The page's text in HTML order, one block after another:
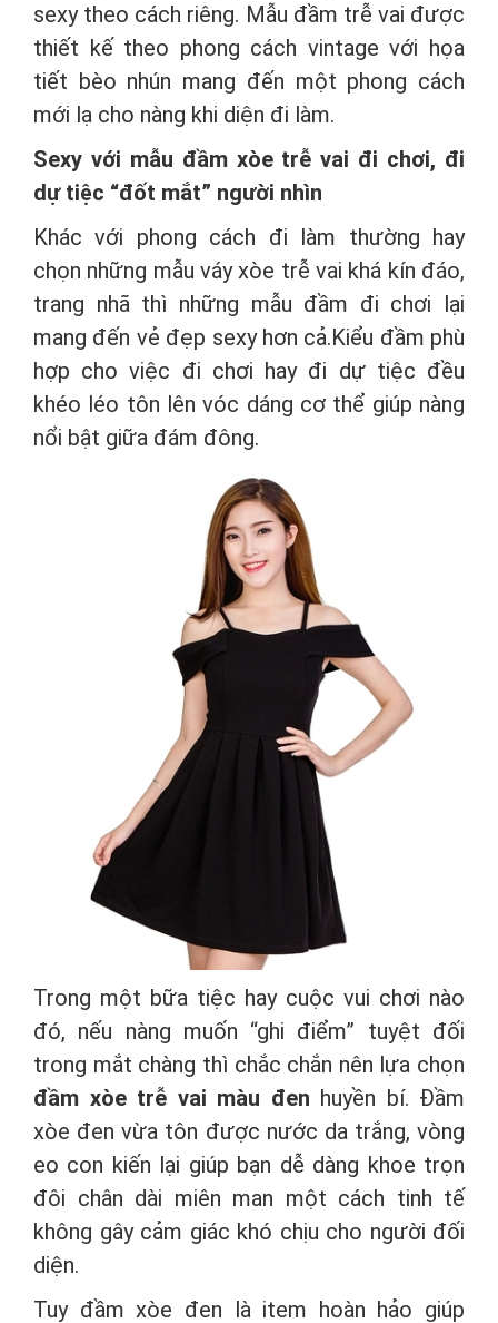
sexy theo cách riêng. Mẫu đầm trễ vai được
thiết kế theo phong cách vintage với họa
tiết bèo nhún mang đến một phong cách
mới lạ cho nàng khi diện đi làm.
Sexy với mẫu đầm xòe trễ vai đi chơi, đi
dự tiệc “đốt mắt” người nhìn
Khác với phong cách đi làm thường hay
chọn những mẫu váy xòe trễ vai khá kín đáo,
trang nhã thì những mẫu đầm đi chơi lại
mang đến vẻ đẹp sexy hơn cả.Kiểu đầm phù
hợp cho việc đi chơi hay đi dự tiệc đều
khéo léo tôn lên vóc dáng cơ thể giúp nàng
nổi bật giữa đám đông.
Trong một bữa tiệc hay cuộc vui chơi nào
đó, nếu nàng muốn “ghi điểm” tuyệt đối
trong mắt chàng thì chắc chắn nên lựa chọn
đầm xòe trễ vai màu đen huyền bí. Đầm
xòe đen vừa tôn được nước da trắng, vòng
eo con kiến lại giúp bạn dễ dàng khoe trọn
đôi chân dài miên man một cách tinh tế
không gây cảm giác khó chịu cho người đối
diện.
Tuy đầm xòe đen là item hoàn hảo giúp